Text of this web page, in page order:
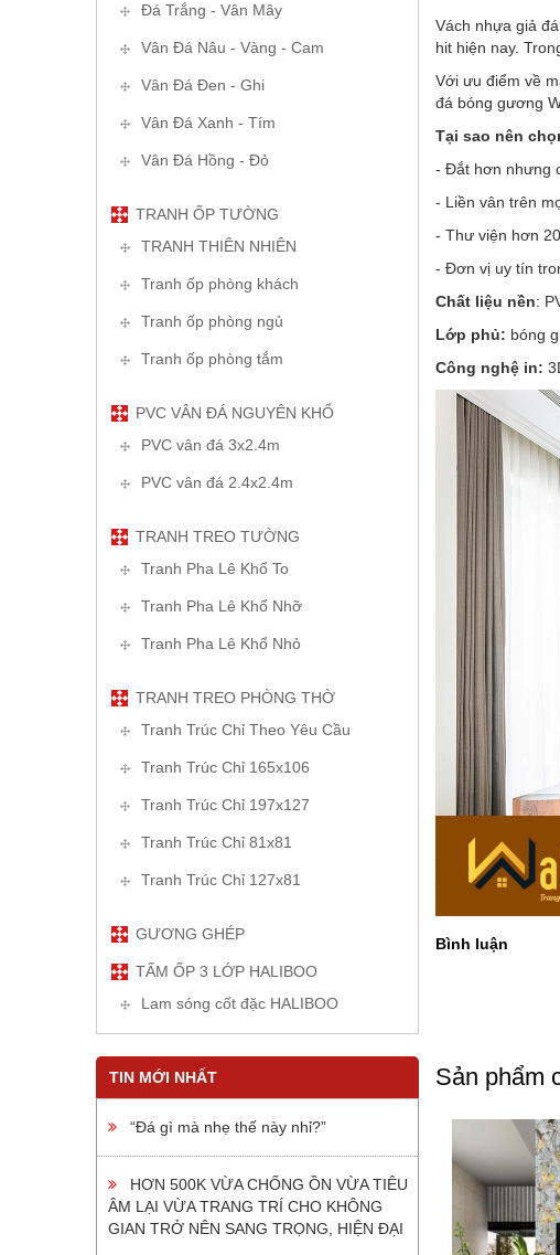
Đá Trắng - Vân Mây
Vân Đá Nâu - Vàng - Cam
Vân Đá Đen - Ghi
Vân Đá Xanh - Tím
Vân Đá Hồng - Đỏ
TRANH ỐP TƯỜNG
TRANH THIÊN NHIÊN
Tranh ốp phòng khách
Tranh ốp phòng ngủ
Tranh ốp phòng tắm
PVC VÂN ĐÁ NGUYÊN KHỔ
PVC vân đá 3x2.4m
PVC vân đá 2.4x2.4m
TRANH TREO TƯỜNG
Tranh Pha Lê Khổ To
Tranh Pha Lê Khổ Nhỡ
Tranh Pha Lê Khổ Nhỏ
TRANH TREO PHÒNG THỜ
Tranh Trúc Chỉ Theo Yêu Cầu
Tranh Trúc Chỉ 165x106
Tranh Trúc Chỉ 197x127
Tranh Trúc Chỉ 81x81
Tranh Trúc Chỉ 127x81
GƯƠNG GHÉP
TẤM ỐP 3 LỚP HALIBOO
Lam sóng cốt đặc HALIBOO
TIN MỚI NHẤT
“Đá gì mà nhẹ thế này nhỉ?”
HƠN 500K VỪA CHỐNG ỒN VỪA TIÊU
ÂM LẠI VỪA TRANG TRÍ CHO KHÔNG
GIAN TRỞ NÊN SANG TRỌNG, HIỆN ĐẠI
Vách nhựa giả
hit hiện nay.
Với ưu điểm về
đá bóng gương
Tại sao nên
- Đắt hơn nhưng
- Liền vân trên
- Thư viện hơn
- Đơn vị uy tín
Chất liệu nền:
Lớp phủ: bóng
Công nghệ in:
Bình luận
Sản phẩm